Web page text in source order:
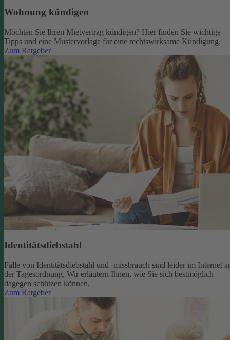
Wohnung kündigen
Möchten Sie Ihren Mietvertrag kündigen? Hier finden Sie wichtige
Tipps und eine Mustervorlage für eine rechtswirksame Kündigung.
Zum Ratgeber
Identitätsdiebstahl
Fälle von Identitätsdiebstahl und -missbrauch sind leider im Internet
der Tagesordnung. Wir erläutern Ihnen, wie Sie sich bestmöglich
dagegen schützen können.
Zum Ratgeber